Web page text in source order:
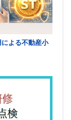
よる不動産小